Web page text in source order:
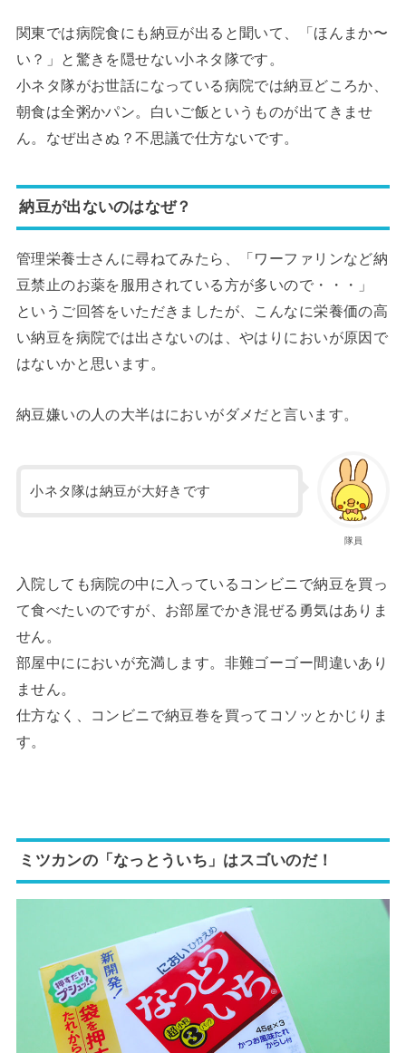
関東では病院食にも納豆が出ると聞いて、「ほんまか〜
い？」と驚きを隠せない小ネタ隊です。
小ネタ隊がお世話になっている病院では納豆どころか、
朝食は全粥かパン。白いご飯というものが出てきませ
ん。なぜ出さぬ？不思議で仕方ないです。
納豆が出ないのはなぜ？
管理栄養士さんに尋ねてみたら、「ワーファリンなど納
豆禁止のお薬を服用されている方が多いので・・・」
というご回答をいただきましたが、こんなに栄養価の高
い納豆を病院では出さないのは、やはりにおいが原因で
はないかと思います。
納豆嫌いの人の大半はにおいがダメだと言います。
隊員
小ネタ隊は納豆が大好きです
入院しても病院の中に入っているコンビニで納豆を買っ
て食べたいのですが、お部屋でかき混ぜる勇気はありま
せん。
部屋中ににおいが充満します。非難ゴーゴー間違いあり
ません。
仕方なく、コンビニで納豆巻を買ってコソッとかじりま
す。
ミツカンの「なっとういち」はスゴいのだ！